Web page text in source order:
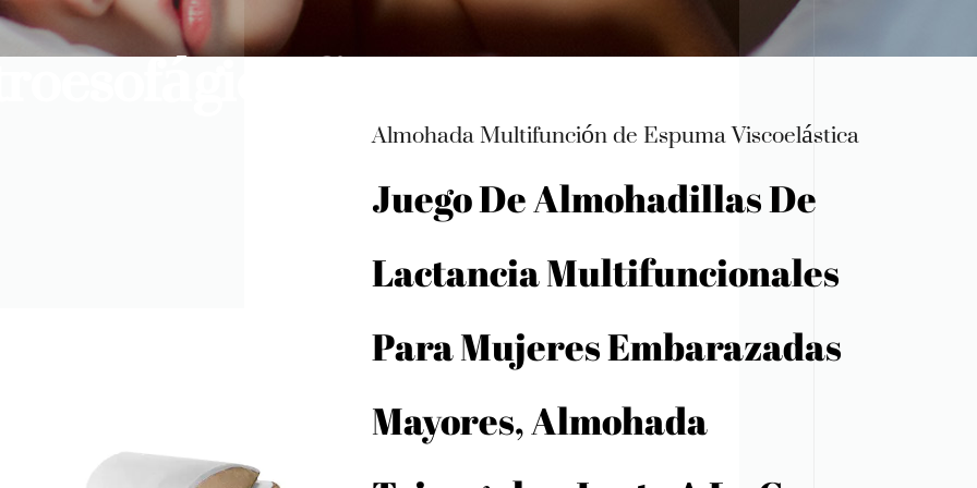
Costumbre
Almohada Multifunción de Espuma Viscoelástica
Juego De Almohadillas De
Lactancia Multifuncionales
Para Mujeres Embarazadas
Mayores, Almohada